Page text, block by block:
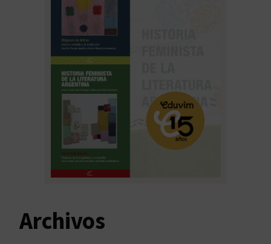
Archivos